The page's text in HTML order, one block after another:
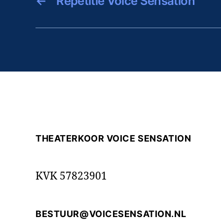
THEATERKOOR VOICE SENSATION
KVK 57823901
BESTUUR@VOICESENSATION.NL